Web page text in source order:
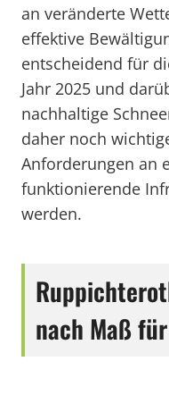
an veränderte
effektive
entscheidend für
Jahr 2025 und
nachhaltige
daher noch
Anforderungen an
funktionierende
werden.
nach Maß